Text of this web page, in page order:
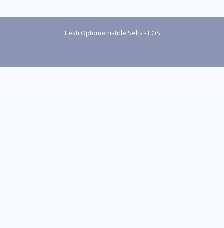
Eesti Optometristide Selts - EOS